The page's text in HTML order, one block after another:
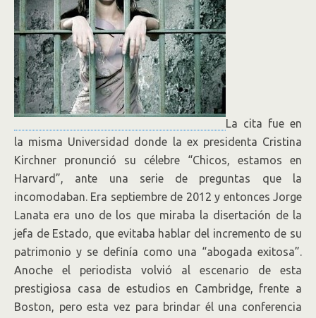
La cita fue en
la misma Universidad donde la ex presidenta Cristina
Kirchner pronunció su célebre “Chicos, estamos en
Harvard”, ante una serie de preguntas que la
incomodaban. Era septiembre de 2012 y entonces Jorge
Lanata era uno de los que miraba la disertación de la
jefa de Estado, que evitaba hablar del incremento de su
patrimonio y se definía como una “abogada exitosa”.
Anoche el periodista volvió al escenario de esta
prestigiosa casa de estudios en Cambridge, frente a
Boston, pero esta vez para brindar él una conferencia